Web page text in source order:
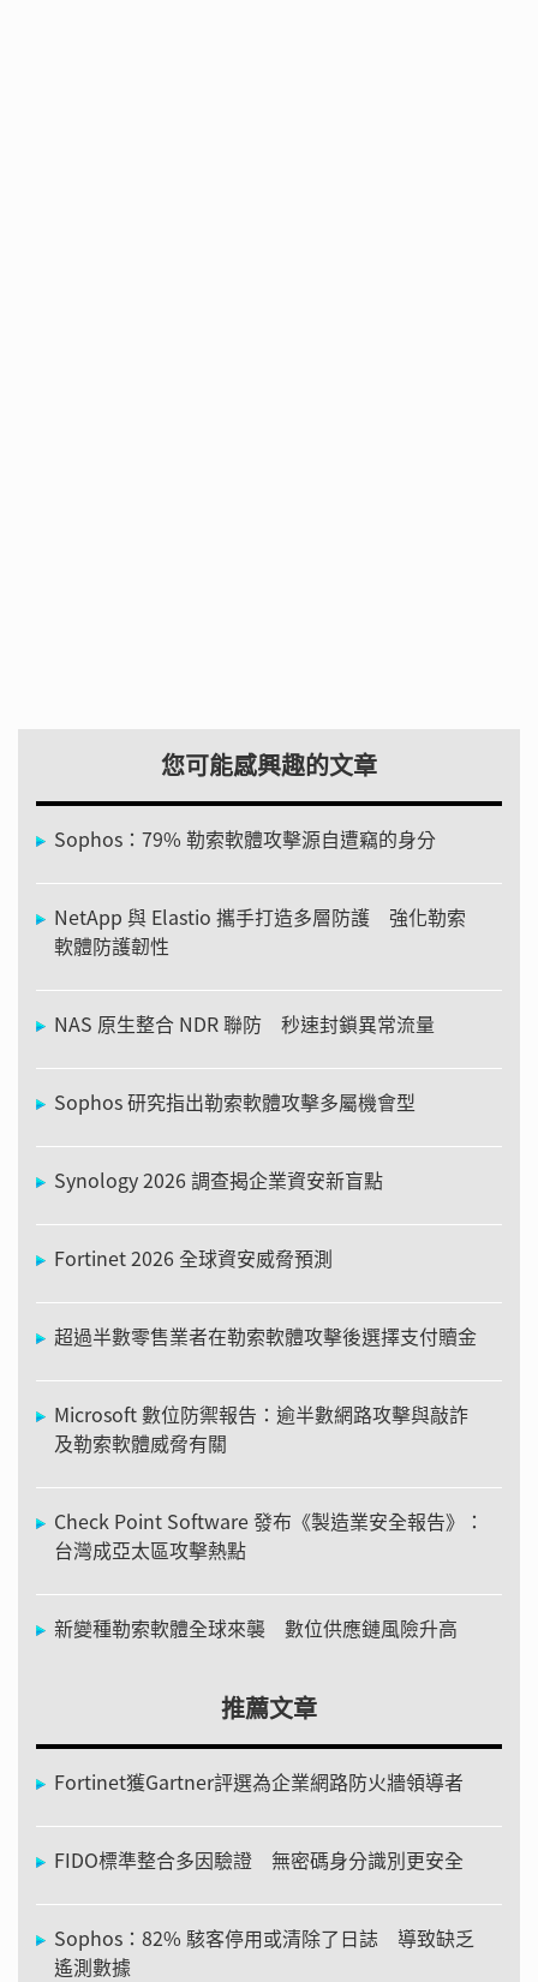
您可能感興趣的文章
Sophos：79% 勒索軟體攻擊源自遭竊的身分
NetApp 與 Elastio 攜手打造多層防護 強化勒索
軟體防護韌性
NAS 原生整合 NDR 聯防 秒速封鎖異常流量
Sophos 研究指出勒索軟體攻擊多屬機會型
Synology 2026 調查揭企業資安新盲點
Fortinet 2026 全球資安威脅預測
超過半數零售業者在勒索軟體攻擊後選擇支付贖金
Microsoft 數位防禦報告：逾半數網路攻擊與敲詐
及勒索軟體威脅有關
Check Point Software 發布《製造業安全報告》：
台灣成亞太區攻擊熱點
新變種勒索軟體全球來襲 數位供應鏈風險升高
推薦文章
Fortinet獲Gartner評選為企業網路防火牆領導者
FIDO標準整合多因驗證 無密碼身分識別更安全
Sophos：82% 駭客停用或清除了日誌 導致缺乏
遙測數據